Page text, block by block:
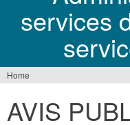
services
are
Home
AVIS